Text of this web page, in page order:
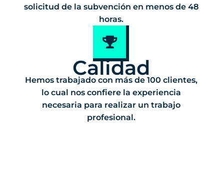
solicitud de la subvención en menos de 48
horas.
Calidad
Hemos trabajado con más de 100 clientes,
lo cual nos confiere la experiencia
necesaria para realizar un trabajo
profesional.